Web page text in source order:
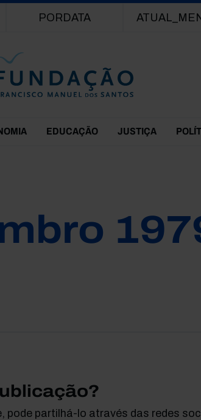
PORDATA
EDUCAÇÃO JUSTIÇA
pode partilhá-lo através das redes